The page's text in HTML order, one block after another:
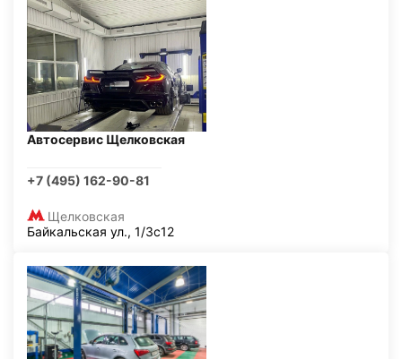
Автосервис Щелковская
+7 (495) 162-90-81
Щелковская
Байкальская ул., 1/3с12